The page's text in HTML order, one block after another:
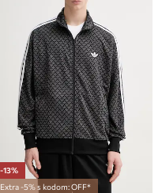
-13%
Extra -5% s kodom: OFF*